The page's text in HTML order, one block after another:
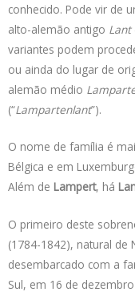
conhecido. Pode vir de
alto-alemão antigo Lant
variantes podem
ou ainda do lugar de
alemão médio
(“Lampartenlant”).
O nome de família é
Bélgica e em
Além de Lampert, há
O primeiro deste
(1784-1842), natural de
desembarcado com a
Sul, em 16 de